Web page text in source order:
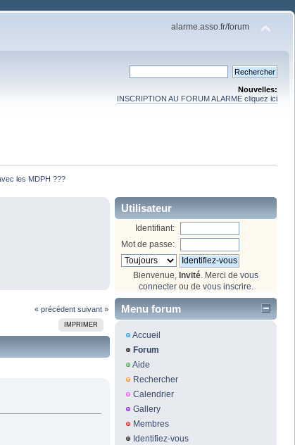
alarme.asso.fr/forum
Nouvelles:
INSCRIPTION AU FORUM ALARME cliquez ici
les MDPH ???
« précédent suivant »
IMPRIMER
Utilisateur
Identifiant:
Mot de passe:
Bienvenue, Invité . Merci de vous
connecterou de vous inscrire
Menu forum
Accueil
Forum
Aide
Rechercher
Calendrier
Gallery
Membres
Identifiez-vous